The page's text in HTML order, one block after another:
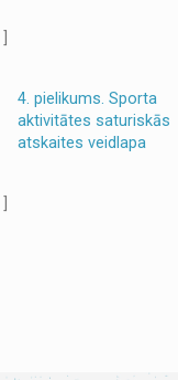
4. pielikums. Sporta
aktivitātes saturiskās
atskaites veidlapa